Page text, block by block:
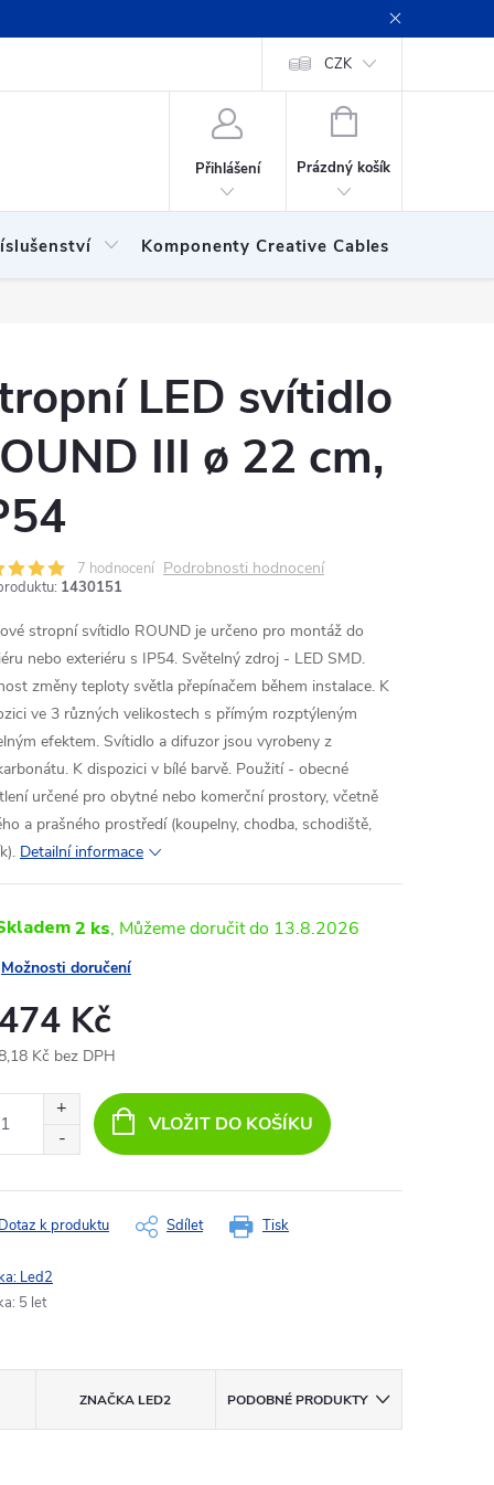
Podmínky ochrany
CZK
Přihlášení
NÁKUPNÍ
Prázdný košík
Komponenty Creative Cables
LED svítidlo
III ø 22 cm,
7 hodnocení Podrobnosti hodnocení
1430151
stropní svítidlo ROUND je určeno pro montáž do
nebo exteriéru s IP54. Světelný zdroj - LED SMD.
změny teploty světla přepínačem během instalace. K
ve 3 různých velikostech s přímým rozptýleným
efektem. Svítidlo a difuzor jsou vyrobeny z
K dispozici v bílé barvě. Použití - obecné
určené pro obytné nebo komerční prostory, včetně
a prašného prostředí (koupelny, chodba, schodiště,
Detailní informace
2 ks 13.8.2026
Možnosti doručení
Kč
Kč bez DPH
VLOŽIT DO KOŠÍKU
Tisk
k produktu Sdílet
Led2
: 5 let
ZNAČKA LED2 PODOBNÉ PRODUKTY